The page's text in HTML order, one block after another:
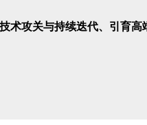
术攻关与持续迭代、引育高